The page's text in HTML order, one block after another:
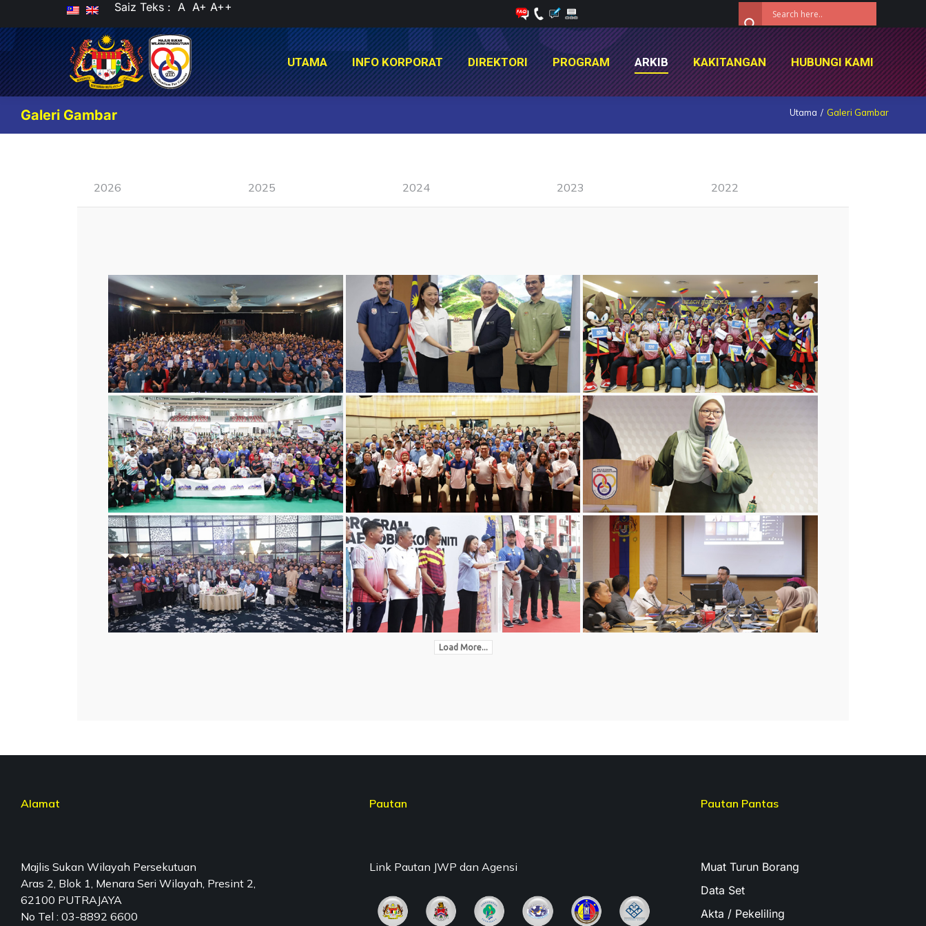
Saiz Teks : A A+ A++
UTAMA INFO KORPORAT DIREKTORI PROGRAM ARKIB KAKITANGAN HUBUNGI KAMI
Galeri Gambar Utama Galeri Gambar
2026 2025 2024 2023 2022
Load More...
Alamat
Majlis Sukan Wilayah Persekutuan
Aras 2, Blok 1, Menara Seri Wilayah, Presint 2,
62100 PUTRAJAYA
No Tel : 03-8892 6600
Pautan
Link Pautan JWP dan Agensi
Pautan Pantas
Muat Turun Borang
Data Set
Akta / Pekeliling
UTAMA INFO KORPORAT DIREKTORI PROGRAM ARKIB KAKITANGAN HUBUNGI KAMI